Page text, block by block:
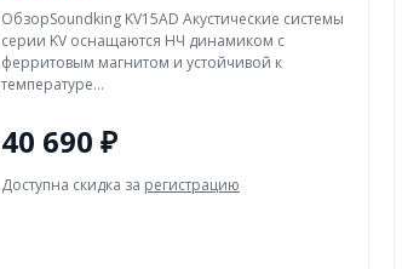
ОбзорSoundking KV15AD Акустические системы
серии KV оснащаются НЧ динамиком с
ферритовым магнитом и устойчивой к
температуре...
40 690 ₽
Доступна скидка за регистрацию